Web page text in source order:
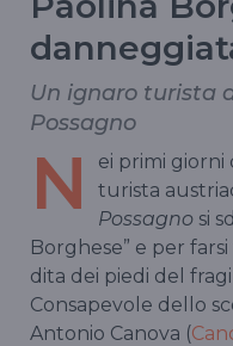
Un ignaro turista
Possagno
N
ei primi giorni
turista
Possagno si
Borghese” e per
dita dei piedi del
Consapevole dello
Antonio Canova (